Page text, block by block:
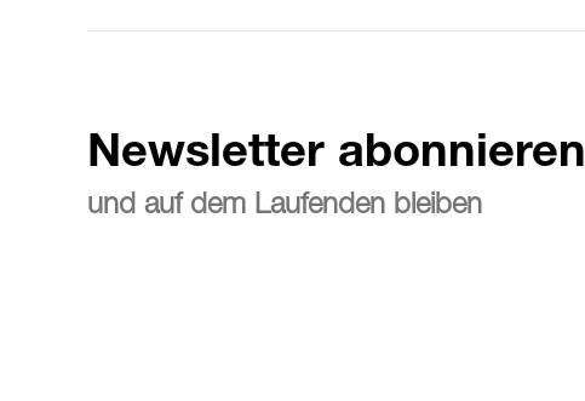
Newsletter abonnieren
und auf dem Laufenden bleiben